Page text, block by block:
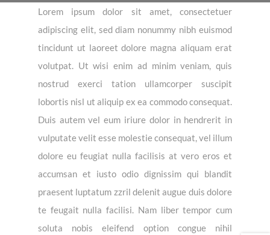
Lorem ipsum dolor sit amet, consectetuer
adipiscing elit, sed diam nonummy nibh euismod
tincidunt ut laoreet dolore magna aliquam erat
volutpat. Ut wisi enim ad minim veniam, quis
nostrud exerci tation ullamcorper suscipit
lobortis nisl ut aliquip ex ea commodo consequat.
Duis autem vel eum iriure dolor in hendrerit in
vulputate velit esse molestie consequat, vel illum
dolore eu feugiat nulla facilisis at vero eros et
accumsan et iusto odio dignissim qui blandit
praesent luptatum zzril delenit augue duis dolore
te feugait nulla facilisi. Nam liber tempor cum
soluta nobis eleifend option congue nihil